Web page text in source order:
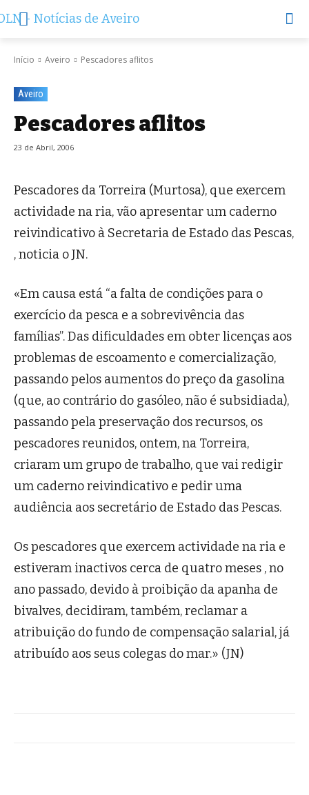
Início Aveiro Pescadores aflitos
Aveiro
Pescadores aflitos
23 de Abril, 2006
Pescadores da Torreira (Murtosa), que exercem
actividade na ria, vão apresentar um caderno
reivindicativo à Secretaria de Estado das Pescas,
, noticia o JN.
«Em causa está “a falta de condições para o
exercício da pesca e a sobrevivência das
famílias”. Das dificuldades em obter licenças aos
problemas de escoamento e comercialização,
passando pelos aumentos do preço da gasolina
(que, ao contrário do gasóleo, não é subsidiada),
passando pela preservação dos recursos, os
pescadores reunidos, ontem, na Torreira,
criaram um grupo de trabalho, que vai redigir
um caderno reivindicativo e pedir uma
audiência aos secretário de Estado das Pescas.
Os pescadores que exercem actividade na ria e
estiveram inactivos cerca de quatro meses , no
ano passado, devido à proibição da apanha de
bivalves, decidiram, também, reclamar a
atribuição do fundo de compensação salarial, já
atribuído aos seus colegas do mar.» (JN)